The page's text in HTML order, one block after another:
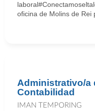
oficina de Molins de Rei
Administrativo/a
Contabilidad
IMAN TEMPORING